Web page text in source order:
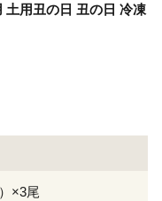
土用丑の日 丑の日 冷凍
×3尾